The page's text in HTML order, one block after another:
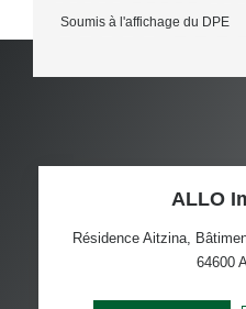
Soumis à l'affichage du DPE
ALLO
Résidence Aitzina,
64600